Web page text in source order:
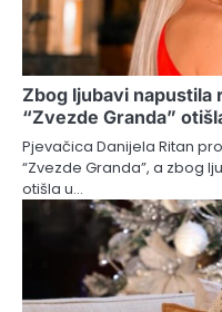
Zbog ljubavi napustila
“Zvezde Granda”
Pjevačica Danijela Ritan
“Zvezde Granda”, a zbog
otišla u…